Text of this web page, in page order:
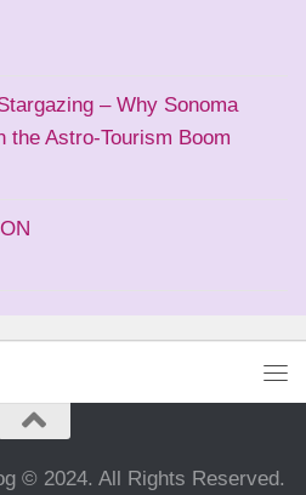
– Why Sonoma
the Astro-Tourism Boom
© 2024. All Rights Reserved.